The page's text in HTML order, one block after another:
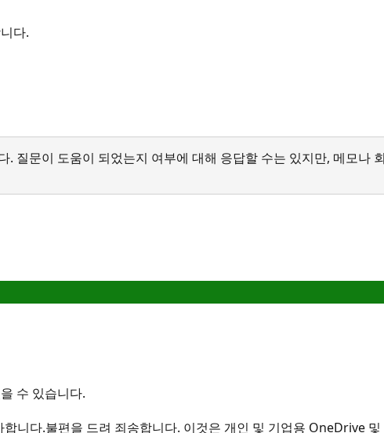
다.
질문이 도움이 되었는지 여부에 대해 응답할 수는 있지만, 메모나
수 있습니다.
니다.불편을 드려 죄송합니다. 이것은 개인 및 기업용 OneDrive